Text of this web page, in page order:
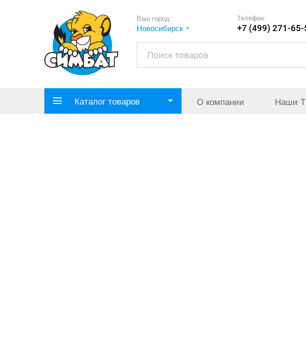
Ваш город:
Новосибирск
Телефон:
+7 (499) 271-
Каталог товаров О компании Наши